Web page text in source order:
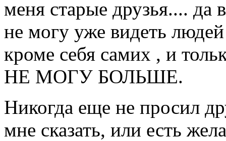
меня старые друзья.... да
не могу уже видеть
кроме себя самих , и
НЕ МОГУ БОЛЬШЕ.
Никогда еще не просил
мне сказать, или есть